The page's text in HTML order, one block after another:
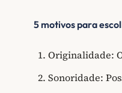
5 motivos para
Originalidade:
Sonoridade: